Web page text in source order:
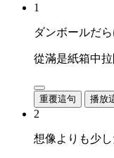
1
ダンボールだ
從滿是紙箱中
重覆這句 播放
2
想像よりも少